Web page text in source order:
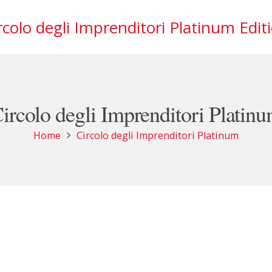
degli Imprenditori Platinum
degli Imprenditori
Home Circolo degli Imprenditori Platinum